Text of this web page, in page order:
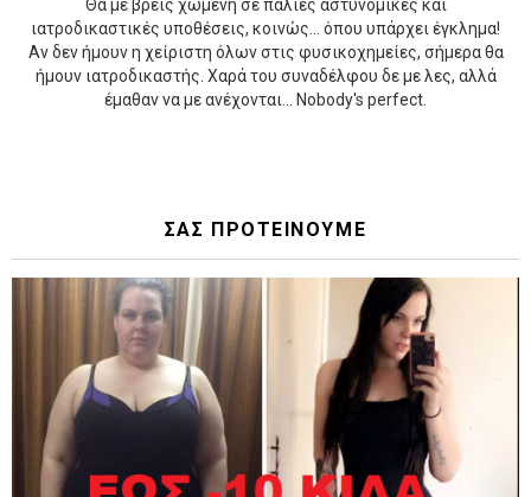
Θα με βρεις χωμένη σε παλιές αστυνομικές και
ιατροδικαστικές υποθέσεις, κοινώς... όπου υπάρχει έγκλημα!
Αν δεν ήμουν η χείριστη όλων στις φυσικοχημείες, σήμερα θα
ήμουν ιατροδικαστής. Χαρά του συναδέλφου δε με λες, αλλά
έμαθαν να με ανέχονται... Nobody's perfect.
ΣΑΣ ΠΡΟΤΕΙΝΟΥΜΕ